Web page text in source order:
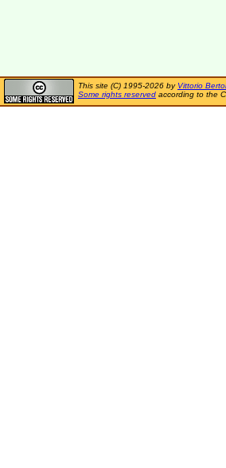
This site (C) 1995-2026 by Vittorio
Some rights reserved according to the